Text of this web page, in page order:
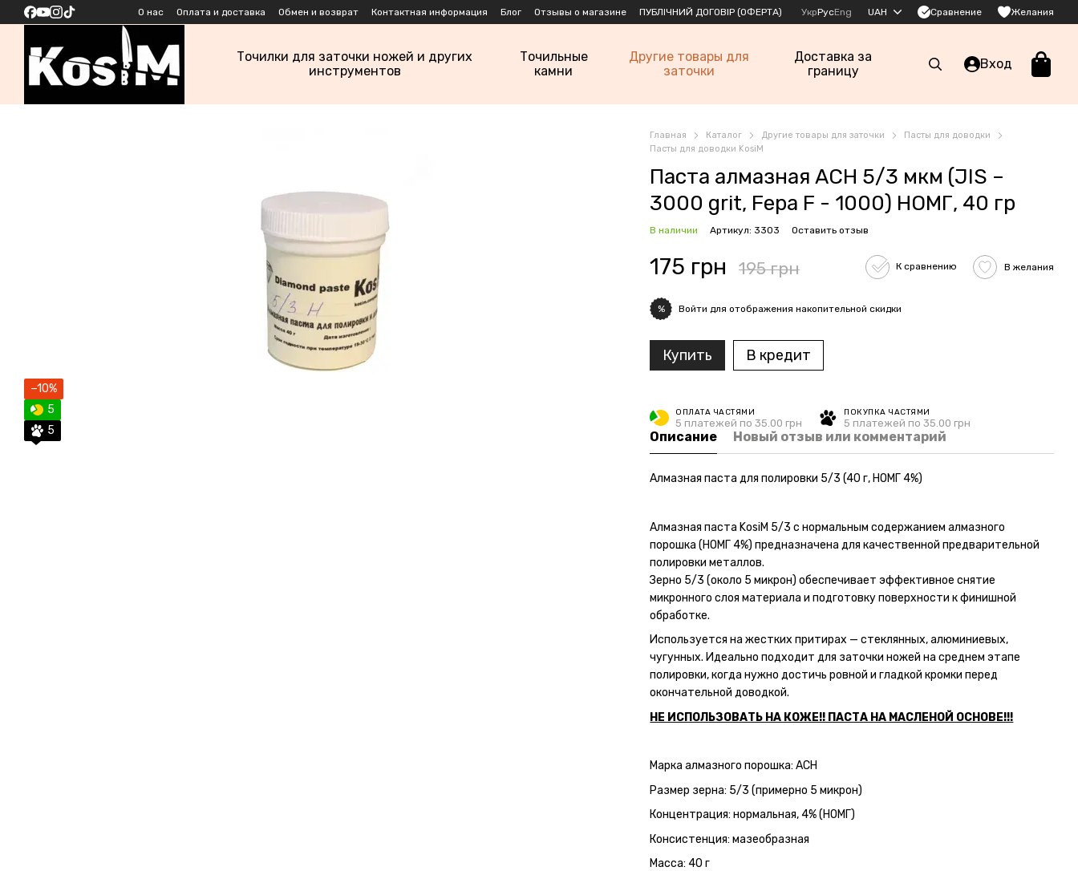
Перейти к основному контенту
О нас Оплата и доставка Обмен и возврат Контактная информация Блог Отзывы о магазине ПУБЛІЧНИЙ ДОГОВІР (ОФЕРТА) УкрРусEng UAH Сравнение Желания
Точилки для заточки ножей и других
инструментов
Точильные
камни
Другие товары для
заточки
Доставка за
границу
Вход
−10%
5
5
Главная Каталог Другие товары для заточки
Пасты для доводки
Пасты для доводки KosiM
Паста алмазная АСН 5/3 мкм (JIS –
3000 grit, Fepa F - 1000) НОМГ, 40 гр
В наличии Артикул: 3303 Оставить отзыв
175 грн 195 грн К сравнению В желания
% Войти для отображения накопительной скидки
Купить В кредит
ОПЛАТА ЧАСТЯМИ
5 платежей по 35.00 грн
ПОКУПКА ЧАСТЯМИ
5 платежей по 35.00 грн
Описание Новый отзыв или комментарий
Алмазная паста для полировки 5/3 (40 г, НОМГ 4%)
Алмазная паста KosiM 5/3 с нормальным содержанием алмазного
порошка (НОМГ 4%) предназначена для качественной предварительной
полировки металлов.
Зерно 5/3 (около 5 микрон) обеспечивает эффективное снятие
микронного слоя материала и подготовку поверхности к финишной
обработке.
Используется на жестких притирах — стеклянных, алюминиевых,
чугунных. Идеально подходит для заточки ножей на среднем этапе
полировки, когда нужно достичь ровной и гладкой кромки перед
окончательной доводкой.
НЕ ИСПОЛЬЗОВАТЬ НА КОЖЕ!! ПАСТА НА МАСЛЕНОЙ ОСНОВЕ!!!
Марка алмазного порошка: АСН
Размер зерна: 5/3 (примерно 5 микрон)
Концентрация: нормальная, 4% (НОМГ)
Консистенция: мазеобразная
Масса: 40 г